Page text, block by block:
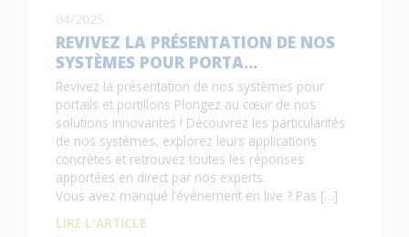
04/2025
REVIVEZ LA PRÉSENTATION DE NOS
SYSTÈMES POUR PORTA…
Revivez la présentation de nos systèmes pour
portails et portillons Plongez au cœur de nos
solutions innovantes ! Découvrez les particularités
de nos systèmes, explorez leurs applications
concrètes et retrouvez toutes les réponses
apportées en direct par nos experts.
Vous avez manqué l’événement en live ? Pas […]
LIRE L'ARTICLE